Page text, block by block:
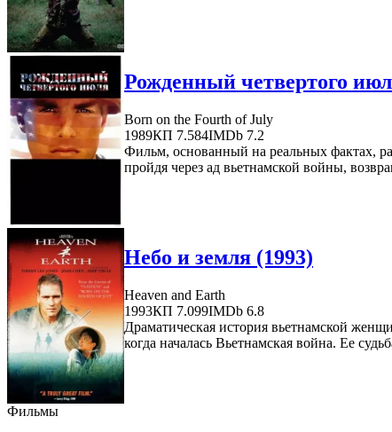
Рожденный четвертого
Born on the Fourth of July
1989КП 7.584IMDb 7.2
Фильм, основанный на реальных фактах,
пройдя через ад вьетнамской войны,
Небо и земля (1993)
Heaven and Earth
1993КП 7.099IMDb 6.8
Драматическая история вьетнамской
когда началась Вьетнамская война. Ее
Фильмы